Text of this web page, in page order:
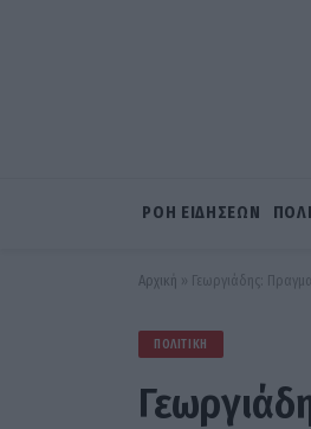
ΡΟΗ ΕΙΔΗΣΕΩΝ
Αρχική » Γεωργιάδης:
ΠΟΛΙΤΙΚΉ